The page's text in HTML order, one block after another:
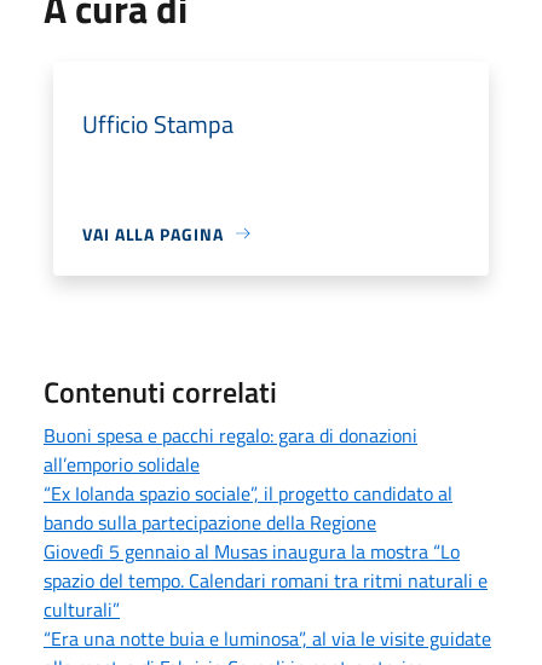
Ufficio Stampa
VAI ALLA PAGINA
Contenuti correlati
Buoni spesa e pacchi regalo: gara di donazioni
all’emporio solidale
“Ex Iolanda spazio sociale”, il progetto candidato al
bando sulla partecipazione della Regione
Giovedì 5 gennaio al Musas inaugura la mostra “Lo
spazio del tempo. Calendari romani tra ritmi naturali e
culturali”
“Era una notte buia e luminosa”, al via le visite guidate